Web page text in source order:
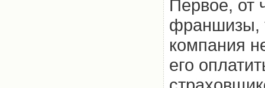
Первое, от
франшизы,
компания
его